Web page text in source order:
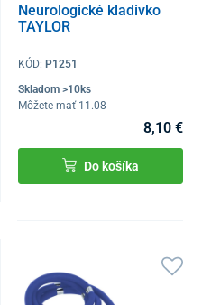
Neurologické kladivko
TAYLOR
KÓD: P1251
Skladom >10ks
Môžete mať 11.08
8,10 €
Do košíka